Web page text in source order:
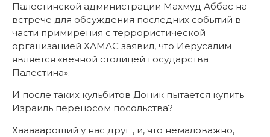
Палестинской администрации Махмуд Аббас на
встрече для обсуждения последних событий в
части примирения с террористической
организацией ХАМАС заявил, что Иерусалим
является «вечной столицей государства
Палестина».
И после таких кульбитов Доник пытается купить
Израиль переносом посольства?
Хааааароший у нас друг , и, что немаловажно,